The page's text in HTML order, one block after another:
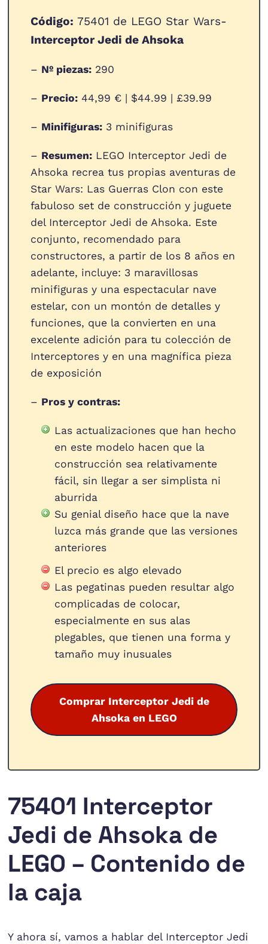
Código: 75401 de LEGO Star Wars-
Interceptor Jedi de Ahsoka
– Nº piezas:290
– Precio:44,99 € | $44.99 | £39.99
– Minifiguras:3 minifiguras
– Resumen:LEGO Interceptor Jedi de
Ahsoka recrea tus propias aventuras de
Star Wars: Las Guerras Clon con este
fabuloso set de construcción y juguete
del Interceptor Jedi de Ahsoka. Este
conjunto, recomendado para
constructores, a partir de los 8 años en
adelante, incluye: 3 maravillosas
minifiguras y una espectacular nave
estelar, con un montón de detalles y
funciones, que la convierten en una
excelente adición para tu colección de
Interceptores y en una magnífica pieza
de exposición
– Pros y contras:
Las actualizaciones que han hecho
en este modelo hacen que la
construcción sea relativamente
fácil, sin llegar a ser simplista ni
aburrida
Su genial diseño hace que la nave
luzca más grande que las versiones
anteriores
El precio es algo elevado
Las pegatinas pueden resultar algo
complicadas de colocar,
especialmente en sus alas
plegables, que tienen una forma y
tamaño muy inusuales
Comprar Interceptor Jedi de
Ahsoka en LEGO
75401 Interceptor
Jedi de Ahsoka de
LEGO – Contenido de
la caja
Y ahora sí, vamos a hablar del Interceptor Jedi